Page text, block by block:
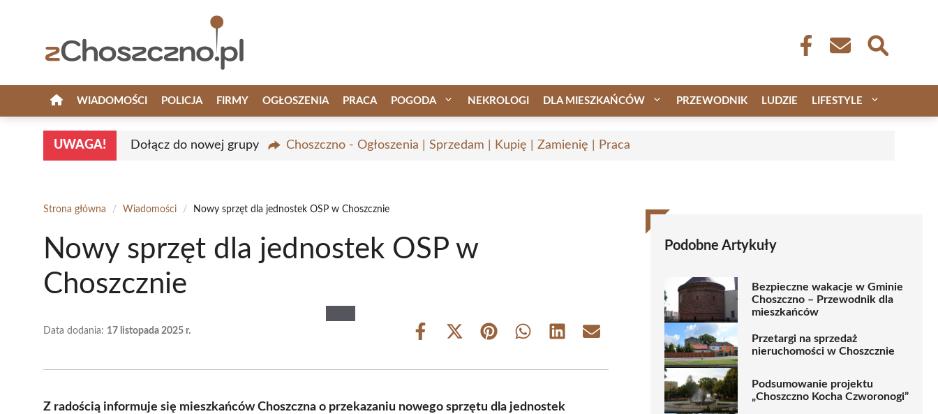
WIADOMOŚCI POLICJA FIRMY OGŁOSZENIA PRACA POGODA NEKROLOGI DLA MIESZKAŃCÓW PRZEWODNIK LUDZIE LIFESTYLE
UWAGA! Dołącz do nowej grupy Choszczno - Ogłoszenia | Sprzedam | Kupię | Zamienię | Praca
Strona główna / Wiadomości / Nowy sprzęt dla jednostek OSP w Choszcznie
Nowy sprzęt dla jednostek OSP w
Choszcznie
Data dodania: 17 listopada 2025 r.
Share
Share
(Twitter)
Share Share Share Share
Z radością informuje się mieszkańców Choszczna o przekazaniu nowego sprzętu dla jednostek
Podobne Artykuły
Bezpieczne wakacje w Gminie
Choszczno – Przewodnik dla
mieszkańców
Przetargi na sprzedaż
nieruchomości w Choszcznie
Podsumowanie projektu
„Choszczno Kocha Czworonogi”